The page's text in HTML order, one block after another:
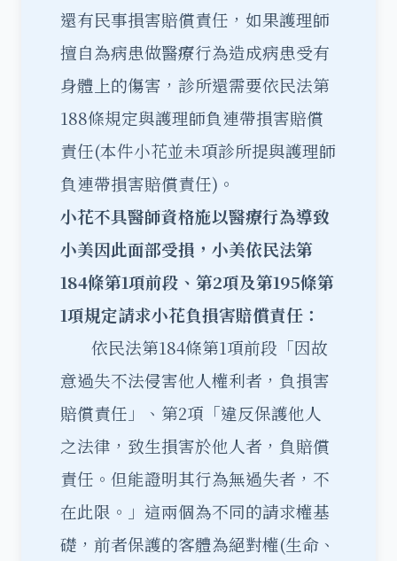
還有民事損害賠償責任，如果護理師
擅自為病患做醫療行為造成病患受有
身體上的傷害，診所還需要依民法第
188條規定與護理師負連帶損害賠償
責任(本件小花並未項診所提與護理師
負連帶損害賠償責任)。
小花不具醫師資格施以醫療行為導致
小美因此面部受損，小美依民法第
184條第1項前段、第2項及第195條第
1項規定請求小花負損害賠償責任：
依民法第184條第1項前段「因故
意過失不法侵害他人權利者，負損害
賠償責任」、第2項「違反保護他人
之法律，致生損害於他人者，負賠償
責任。但能證明其行為無過失者，不
在此限。」這兩個為不同的請求權基
礎，前者保護的客體為絕對權(生命、